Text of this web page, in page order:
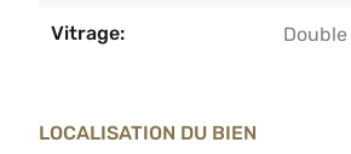
Vitrage: Double
LOCALISATION DU BIEN